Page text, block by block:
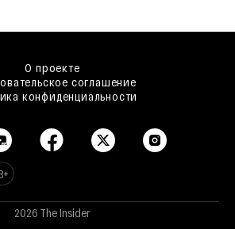
О проекте
соглашение
конфиденциальности
2026 The Insider